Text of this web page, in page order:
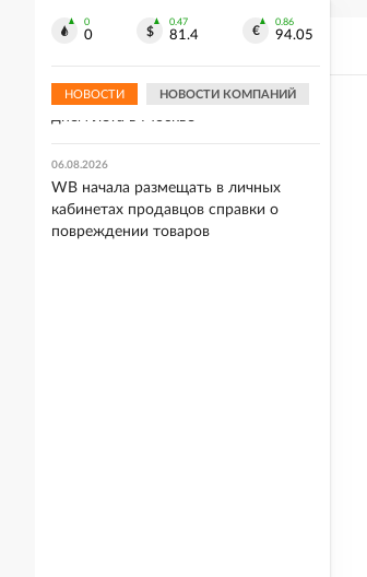
0
0
0.47
81.4
0.86
94.05
НОВОСТИ НОВОСТИ КОМПАНИЙ
может стать последним жарким
днем лета в Москве
06.08.2026
WB начала размещать в личных
кабинетах продавцов справки о
повреждении товаров